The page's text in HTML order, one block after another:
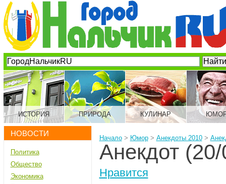
ИСТОРИЯ ПРИРОДА КУЛИНАР
НОВОСТИ
Политика
Общество
Экономика
Начало> Юмор> Анекдоты 2010>
Анекдот
Нравится